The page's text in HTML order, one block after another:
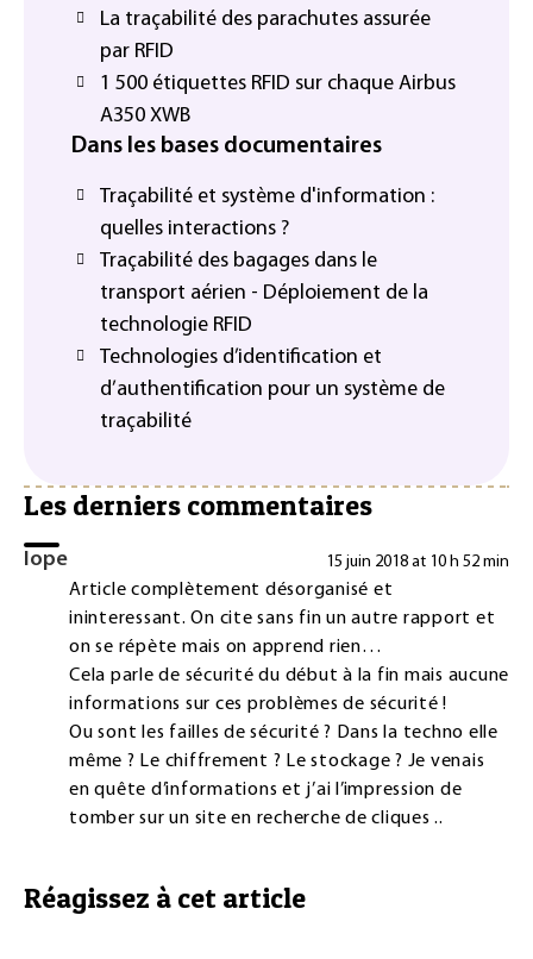
La traçabilité des parachutes assurée
par RFID
1 500 étiquettes RFID sur chaque Airbus
A350 XWB
Dans les bases documentaires
Traçabilité et système d'information :
quelles interactions ?
Traçabilité des bagages dans le
transport aérien - Déploiement de la
technologie RFID
Technologies d’identification et
d’authentification pour un système de
traçabilité
Les derniers commentaires
Iope 15 juin 2018 at 10 h 52 min
Article complètement désorganisé et
ininteressant. On cite sans fin un autre rapport et
on se répète mais on apprend rien…
Cela parle de sécurité du début à la fin mais aucune
informations sur ces problèmes de sécurité !
Ou sont les failles de sécurité ? Dans la techno elle
même ? Le chiffrement ? Le stockage ? Je venais
en quête d’informations et j’ai l’impression de
tomber sur un site en recherche de cliques ..
Réagissez à cet article